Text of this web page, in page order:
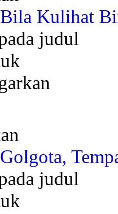
Bila Kulihat
Golgota,